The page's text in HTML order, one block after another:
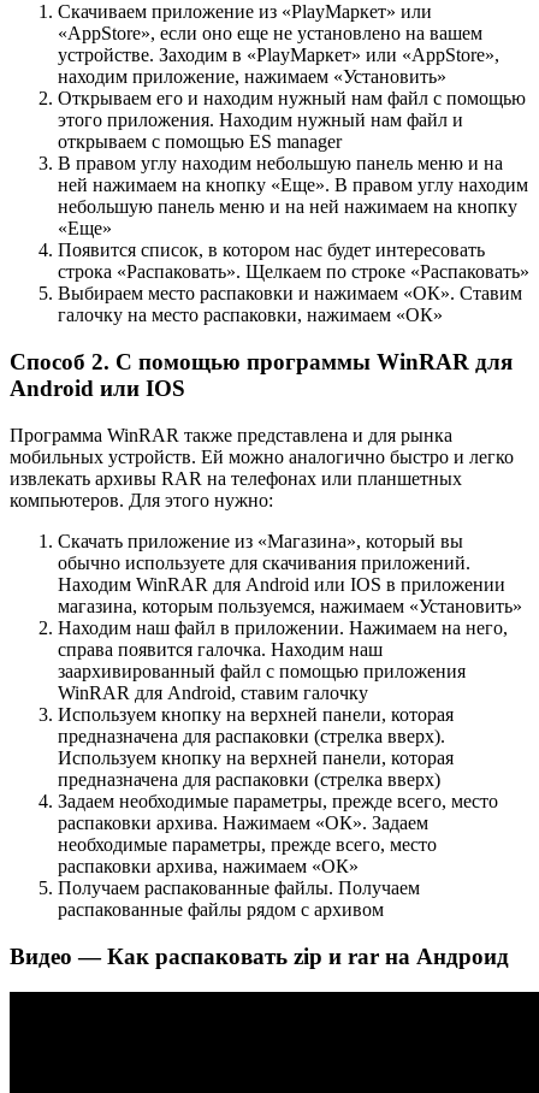
Скачиваем приложение из «PlayМаркет» или
«AppStore», если оно еще не установлено на вашем
устройстве. Заходим в «PlayМаркет» или «AppStore»,
находим приложение, нажимаем «Установить»
Открываем его и находим нужный нам файл с помощью
этого приложения. Находим нужный нам файл и
открываем с помощью ES manager
В правом углу находим небольшую панель меню и на
ней нажимаем на кнопку «Еще». В правом углу находим
небольшую панель меню и на ней нажимаем на кнопку
«Еще»
Появится список, в котором нас будет интересовать
строка «Распаковать». Щелкаем по строке «Распаковать»
Выбираем место распаковки и нажимаем «ОК». Ставим
галочку на место распаковки, нажимаем «ОК»
Способ 2. С помощью программы WinRAR для
Android или IOS
Программа WinRAR также представлена и для рынка
мобильных устройств. Ей можно аналогично быстро и легко
извлекать архивы RAR на телефонах или планшетных
компьютеров. Для этого нужно:
Скачать приложение из «Магазина», который вы
обычно используете для скачивания приложений.
Находим WinRAR для Android или IOS в приложении
магазина, которым пользуемся, нажимаем «Установить»
Находим наш файл в приложении. Нажимаем на него,
справа появится галочка. Находим наш
заархивированный файл с помощью приложения
WinRAR для Android, ставим галочку
Используем кнопку на верхней панели, которая
предназначена для распаковки (стрелка вверх).
Используем кнопку на верхней панели, которая
предназначена для распаковки (стрелка вверх)
Задаем необходимые параметры, прежде всего, место
распаковки архива. Нажимаем «ОК». Задаем
необходимые параметры, прежде всего, место
распаковки архива, нажимаем «ОК»
Получаем распакованные файлы. Получаем
распакованные файлы рядом с архивом
Видео — Как распаковать zip и rar на Андроид